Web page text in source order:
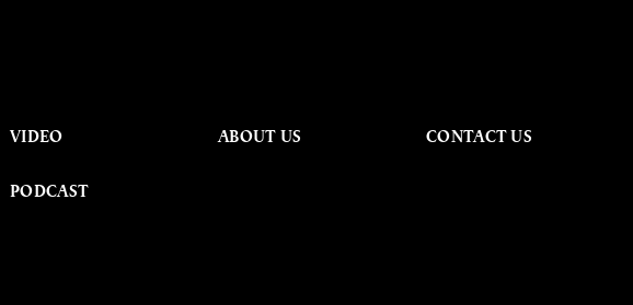
VIDEO
PODCAST
ABOUT US CONTACT US